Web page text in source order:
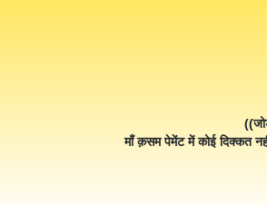
माँ क़सम पेमेंट में कोई दिक्कत